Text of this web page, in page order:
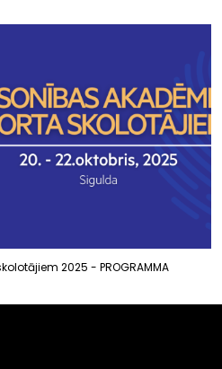
2025 - PROGRAMMA